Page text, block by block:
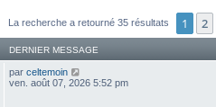
La recherche a retourné 35 résultats 1 2
DERNIER MESSAGE
par celtemoin
ven. août 07, 2026 5:52 pm